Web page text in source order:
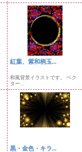
紅葉、紫和柄玉...
和風背景イラストです。 ベク
ター...
黒・金色・キラ...